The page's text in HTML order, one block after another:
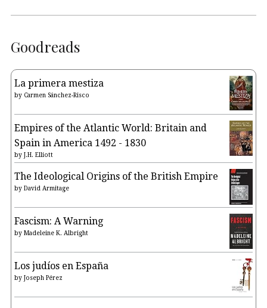
Goodreads
La primera mestiza
by Carmen Sánchez-Risco
Empires of the Atlantic World: Britain and
Spain in America 1492 - 1830
by J.H. Elliott
The Ideological Origins of the British Empire
by David Armitage
Fascism: A Warning
by Madeleine K. Albright
Los judíos en España
by Joseph Pérez